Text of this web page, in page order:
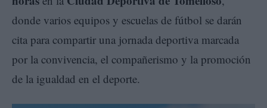
donde varios equipos y escuelas de fútbol se darán
cita para compartir una jornada deportiva marcada
por la convivencia, el compañerismo y la promoción
de la igualdad en el deporte.